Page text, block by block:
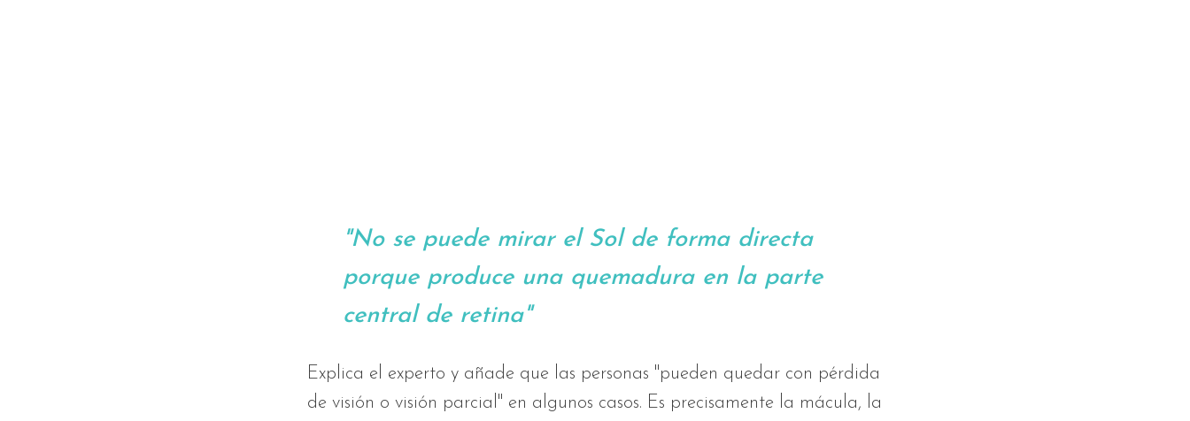
"No se puede mirar el Sol de forma directa
porque produce una quemadura en la parte
central de retina"
Explica el experto y añade que las personas "pueden quedar con pérdida
de visión o visión parcial" en algunos casos. Es precisamente la mácula, la